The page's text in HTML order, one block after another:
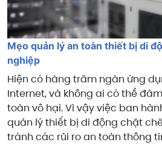
Mẹo quản lý an toàn thiết bị di
nghiệp
Hiện có hàng trăm ngàn ứng
Internet, và không ai có thể
toàn vô hại. Vì vậy việc ban
quản lý thiết bị di động chặt
tránh các rủi ro an toàn thông